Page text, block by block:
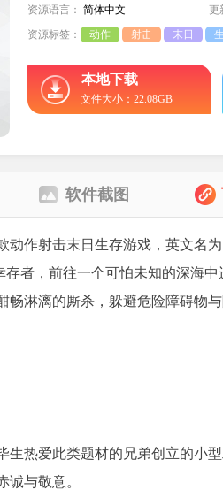
资源语言： 简体中文 更
资源标签：
动作 射击 末日
本地下载
文件大小：22.08GB
软件截图
动作射击末日生存游戏，英文名
存者，前往一个可怕未知的深海
畅淋漓的厮杀，躲避危险障碍物
生热爱此类题材的兄弟创立的小
诚与敬意。